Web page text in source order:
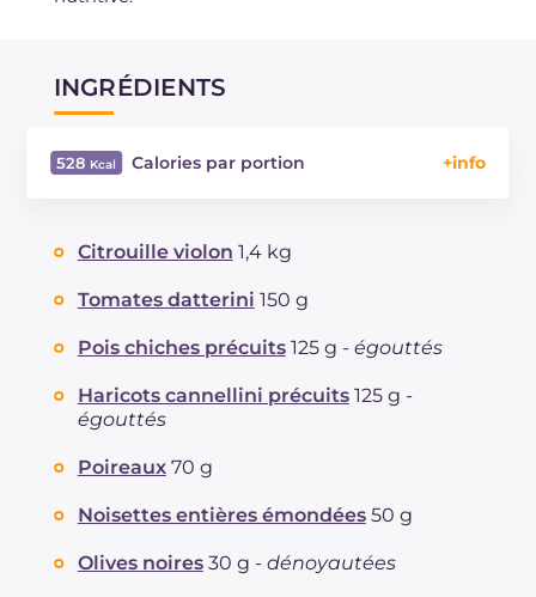
INGRÉDIENTS
528 Calories par portion
Dont sucres
Protéine
dont acides gras saturés g
Fibre g
Cholestérol
Citrouille violon 1,4 kg
Tomates datterini 150 g
Pois chiches précuits 125 g - égouttés
Haricots cannellini précuits 125 g -
égouttés
Poireaux 70 g
Noisettes entières émondées 50 g
Olives noires 30 g - dénoyautées